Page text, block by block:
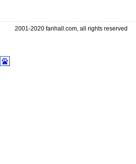
2001-2020 fanhall.com, all rights reserved